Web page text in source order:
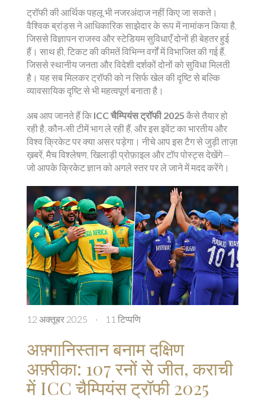
ट्रॉफी की आर्थिक पहलू भी नजरअंदाज नहीं किए जा सकते।
वैश्विक ब्रांड्स ने आधिकारिक साझेदार के रूप में नामांकन किया है,
जिससे विज्ञापन राजस्व और स्टेडियम सुविधाएँ दोनों ही बेहतर हुई
हैं। साथ ही, टिकट की कीमतें विभिन्न वर्गों में विभाजित की गई हैं,
जिससे स्थानीय जनता और विदेशी दर्शकों दोनों को सुविधा मिलती
है। यह सब मिलकर ट्रॉफी को न सिर्फ खेल की दृष्टि से बल्कि
व्यावसायिक दृष्टि से भी महत्वपूर्ण बनाता है।
अब आप जानते हैं कि ICC चैम्पियंस ट्रॉफी 2025 कैसे तैयार हो
रही है, कौन‑सी टीमें भाग ले रही हैं, और इस इवेंट का भारतीय और
विश्व क्रिकेट पर क्या असर पड़ेगा। नीचे आप इस टैग से जुड़ी ताज़ा
ख़बरें, मैच विश्लेषण, खिलाड़ी प्रोफ़ाइल और टॉप पोस्ट्स देखेंगे—
जो आपके क्रिकेट ज्ञान को अगले स्तर पर ले जाने में मदद करेंगे।
12 अक्तूबर 2025 · 11 टिप्पणि
अफ़्गानिस्तान बनाम दक्षिण
अफ़्रीका: 107 रनों से जीत, कराची
में ICC चैम्पियंस ट्रॉफी 2025